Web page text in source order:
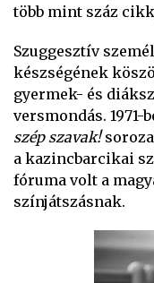
több mint száz
Szuggesztív
készségének
gyermek- és
versmondás.
szép szavak!
a kazincbarcikai
fóruma volt a
színjátszásnak.